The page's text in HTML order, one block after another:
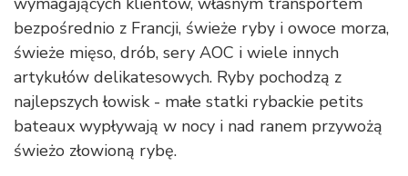
bezpośrednio z Francji, świeże ryby i owoce morza,
świeże mięso, drób, sery AOC i wiele innych
artykułów delikatesowych. Ryby pochodzą z
najlepszych łowisk - małe statki rybackie petits
bateaux wypływają w nocy i nad ranem przywożą
świeżo złowioną rybę.